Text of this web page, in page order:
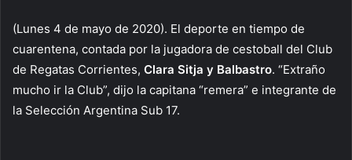
(Lunes 4 de mayo de 2020). El deporte en tiempo de
cuarentena, contada por la jugadora de cestoball del Club
de Regatas Corrientes, Clara Sitja y Balbastro. “Extraño
mucho ir la Club”, dijo la capitana “remera” e integrante de
la Selección Argentina Sub 17.